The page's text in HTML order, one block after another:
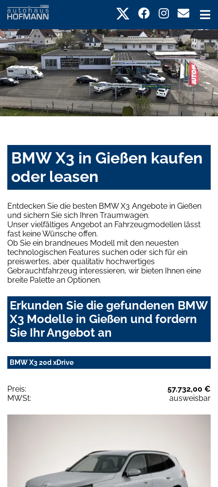
BMW X3 in Gießen kaufen
oder leasen
Entdecken Sie die besten BMW X3 Angebote in Gießen
und sichern Sie sich Ihren Traumwagen.
Unser vielfältiges Angebot an Fahrzeugmodellen lässt
fast keine Wünsche offen.
Ob Sie ein brandneues Modell mit den neuesten
technologischen Features suchen oder sich für ein
preiswertes, aber qualitativ hochwertiges
Gebrauchtfahrzeug interessieren, wir bieten Ihnen eine
breite Palette an Optionen.
Erkunden Sie die gefundenen BMW
X3 Modelle in Gießen und fordern
Sie Ihr Angebot an
BMW X3 20d xDrive
Preis:
57.732,00 €
MWSt:
ausweisbar